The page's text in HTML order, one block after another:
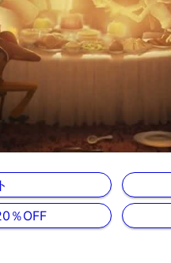
％OFF